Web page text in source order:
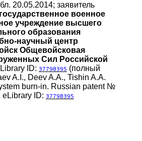
20.05.2014; заявитель
военное
учреждение высшего
образования
научный центр
Общевойсковая
Сил Российской
ID: 37798395 (полный
A.I., Deev A.A., Tishin A.A.
burn-in. Russian patent №
eLibrary ID: 37798395